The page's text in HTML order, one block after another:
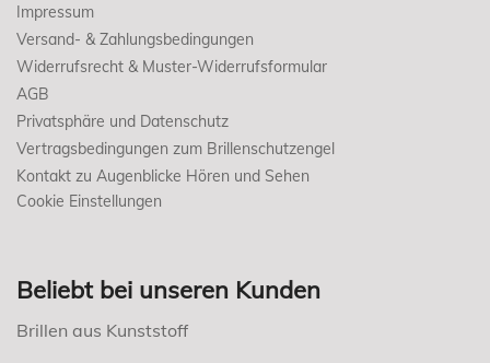
Impressum
Versand- & Zahlungsbedingungen
Widerrufsrecht & Muster-Widerrufsformular
AGB
Privatsphäre und Datenschutz
Vertragsbedingungen zum Brillenschutzengel
Kontakt zu Augenblicke Hören und Sehen
Cookie Einstellungen
Beliebt bei unseren Kunden
Brillen aus Kunststoff